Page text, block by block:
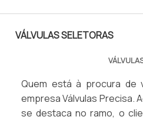
VÁLVULAS SELETORAS
Quem está à procura de
empresa Válvulas Precisa.
se destaca no ramo, o